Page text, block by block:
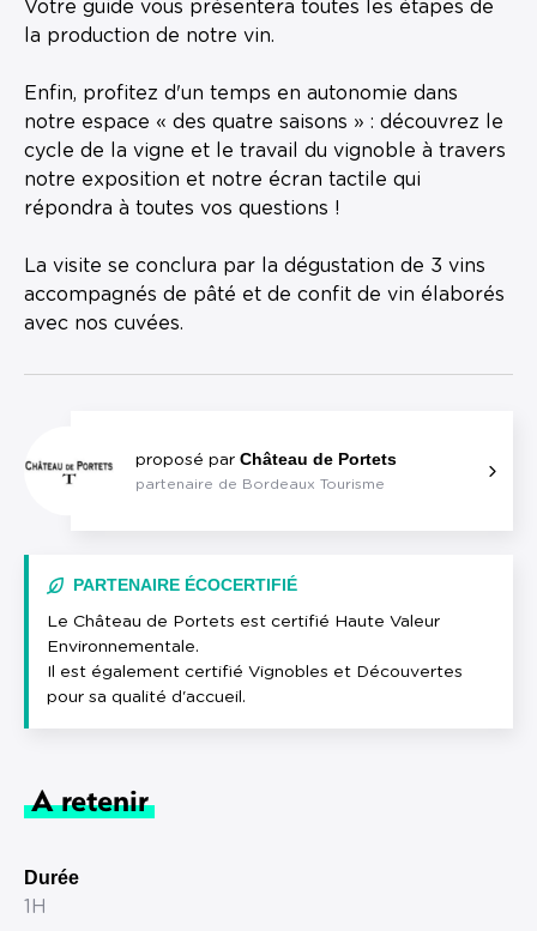
Votre guide vous présentera toutes les étapes de
la production de notre vin.
Enfin, profitez d'un temps en autonomie dans
notre espace « des quatre saisons » : découvrez le
cycle de la vigne et le travail du vignoble à travers
notre exposition et notre écran tactile qui
répondra à toutes vos questions !
La visite se conclura par la dégustation de 3 vins
accompagnés de pâté et de confit de vin élaborés
avec nos cuvées.
proposé par Château de Portets
partenaire de Bordeaux Tourisme
PARTENAIRE ÉCOCERTIFIÉ
Le Château de Portets est certifié Haute Valeur
Environnementale.
Il est également certifié Vignobles et Découvertes
pour sa qualité d'accueil.
A retenir
Durée
1H